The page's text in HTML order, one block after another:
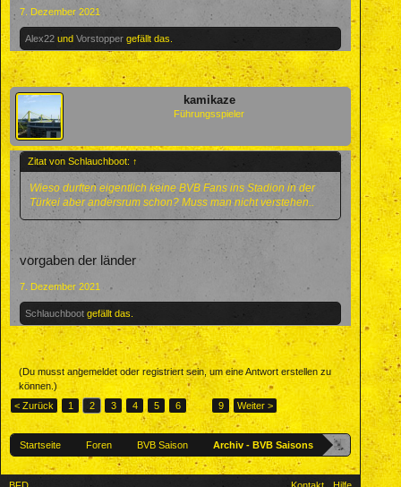
7. Dezember 2021
Alex22 und Vorstopper gefällt das.
kamikaze
Führungsspieler
Zitat von Schlauchboot: ↑
Wieso durften eigentlich keine BVB Fans ins Stadion in der
Türkei aber andersrum schon? Muss man nicht verstehen..
vorgaben der länder
7. Dezember 2021
Schlauchboot gefällt das.
(Du musst angemeldet oder registriert sein, um eine Antwort erstellen zu
können.)
< Zurück
1 2 3 4 5 6 → 9 Weiter >
Startseite Foren BVB Saison Archiv - BVB Saisons
BFD Kontakt Hilfe